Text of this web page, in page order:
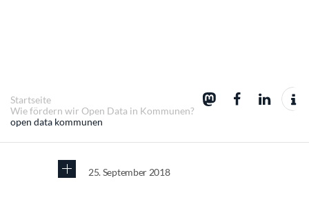
Startseite
Wie fördern wir Open Data in Kommunen?
open data kommunen
25. September 2018